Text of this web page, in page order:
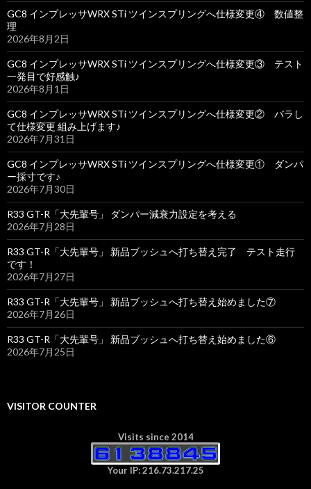
GC8 インプレッサWRX STi ツインスプリングへ仕様変更④ 数値整
理
2026年8月2日
GC8 インプレッサWRX STi ツインスプリングへ仕様変更③ テスト
一発目で好感触♪
2026年8月1日
GC8 インプレッサWRX STi ツインスプリングへ仕様変更② バラし
て仕様変更 組み上げます♪
2026年7月31日
GC8 インプレッサWRX STi ツインスプリングへ仕様変更① ダンパ
ー採寸です♪
2026年7月30日
R33 GT-R「大先輩号」 ダンパー減衰力設定を考える
2026年7月28日
R33 GT-R「大先輩号」 新品ブッシュへ打ち替え完了 テスト走行
です！
2026年7月27日
R33 GT-R「大先輩号」 新品ブッシュへ打ち替え始めました⑦
2026年7月26日
R33 GT-R「大先輩号」 新品ブッシュへ打ち替え始めました⑥
2026年7月25日
VISITOR COUNTER
Visits since 2014
Your IP: 216.73.217.25